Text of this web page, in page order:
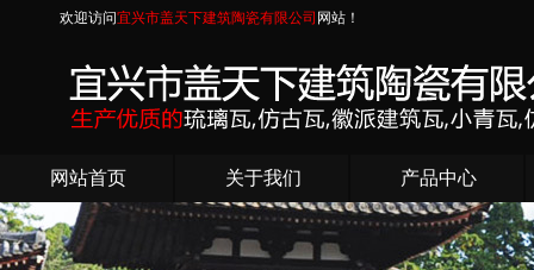
欢迎访问宜兴市盖天下建筑陶瓷有限公司 网站！
网站首页 关于我们 产品中心